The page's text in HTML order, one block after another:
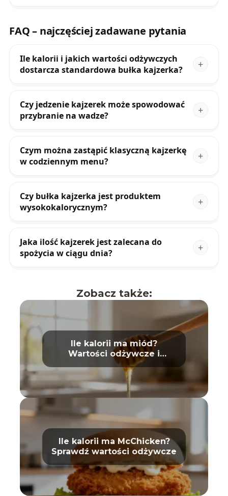
FAQ – najczęściej zadawane pytania
Ile kalorii i jakich wartości odżywczych
dostarcza standardowa bułka kajzerka?
Czy jedzenie kajzerek może spowodować
przybranie na wadze?
Czym można zastąpić klasyczną kajzerkę
w codziennym menu?
Czy bułka kajzerka jest produktem
wysokokalorycznym?
Jaka ilość kajzerek jest zalecana do
spożycia w ciągu dnia?
Zobacz także:
Ile kalorii ma miód?
Wartości odżywcze i
właściwości
Ile kalorii ma McChicken?
Sprawdź wartości odżywcze